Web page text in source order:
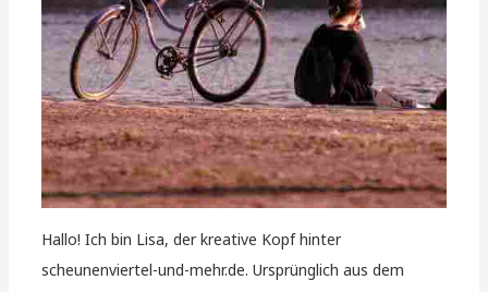
Hallo! Ich bin Lisa, der kreative Kopf hinter
scheunenviertel-und-mehr.de. Ursprünglich aus dem